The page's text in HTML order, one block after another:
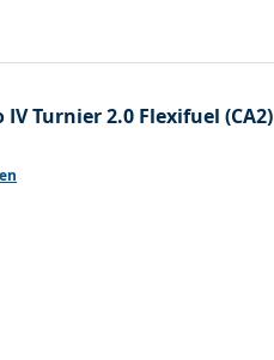
Turnier 2.0 Flexifuel (CA2)